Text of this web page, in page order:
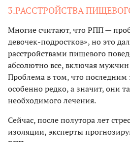
3.РАССТРОЙСТВА
Многие считают, что РПП —
девочек-подростков», но это
расстройствами пищевого
абсолютно все, включая
Проблема в том, что последним
особенно редко, а значит, они
необходимого лечения.
Сейчас, после полутора лет
изоляции, эксперты